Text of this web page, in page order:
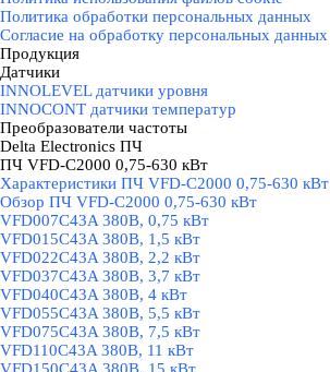
Политика обработки персональных данных
Согласие на обработку персональных данных
Продукция
Датчики
INNOLEVEL датчики уровня
INNOCONT датчики температур
Преобразователи частоты
Delta Electronics ПЧ
ПЧ VFD-C2000 0,75-630 кВт
Характеристики ПЧ VFD-C2000 0,75-630 кВт
Обзор ПЧ VFD-C2000 0,75-630 кВт
VFD007C43A 380В, 0,75 кВт
VFD015C43A 380В, 1,5 кВт
VFD022C43A 380В, 2,2 кВт
VFD037C43A 380В, 3,7 кВт
VFD040C43A 380В, 4 кВт
VFD055C43A 380В, 5,5 кВт
VFD075C43A 380В, 7,5 кВт
VFD110C43A 380В, 11 кВт